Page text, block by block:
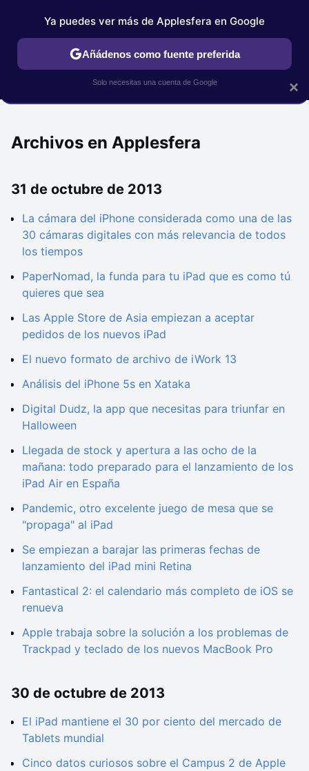
MENÚ NUEVO
TUTORIALES APPLESFERA SELECCIÓN
Archivos en Applesfera
31 de octubre de 2013
La cámara del iPhone considerada como una de las
30 cámaras digitales con más relevancia de todos
los tiempos
PaperNomad, la funda para tu iPad que es como tú
quieres que sea
Las Apple Store de Asia empiezan a aceptar
pedidos de los nuevos iPad
El nuevo formato de archivo de iWork 13
Análisis del iPhone 5s en Xataka
Digital Dudz, la app que necesitas para triunfar en
Halloween
Llegada de stock y apertura a las ocho de la
mañana: todo preparado para el lanzamiento de los
iPad Air en España
Pandemic, otro excelente juego de mesa que se
"propaga" al iPad
Se empiezan a barajar las primeras fechas de
lanzamiento del iPad mini Retina
Fantastical 2: el calendario más completo de iOS se
renueva
Apple trabaja sobre la solución a los problemas de
Trackpad y teclado de los nuevos MacBook Pro
30 de octubre de 2013
El iPad mantiene el 30 por ciento del mercado de
Tablets mundial
Cinco datos curiosos sobre el Campus 2 de Apple
×
Ya puedes ver más de Applesfera en Google
Añádenos como fuente preferida
Solo necesitas una cuenta de Google